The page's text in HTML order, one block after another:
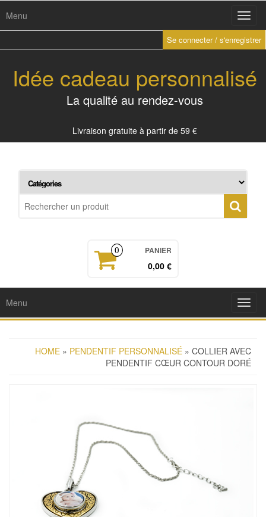
Menu
Se connecter / s'enregistrer
Idée cadeau personnalisé
La qualité au rendez-vous
Livraison gratuite à partir de 59 €
0 PANIER
0,00 €
Menu
HOME » PENDENTIF PERSONNALISÉ » COLLIER AVEC
PENDENTIF CŒUR CONTOUR DORÉ